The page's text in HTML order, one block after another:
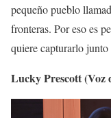
pequeño pueblo
fronteras. Por eso es
quiere capturarlo
Lucky Prescott (Voz